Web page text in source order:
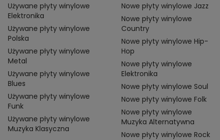
Używane płyty winylowe
Elektronika
Używane płyty winylowe
Polska
Używane płyty winylowe
Metal
Używane płyty winylowe
Blues
Używane płyty winylowe
Funk
Używane płyty winylowe
Muzyka Klasyczna
Nowe płyty winylowe Jazz
Nowe płyty winylowe
Country
Nowe płyty winylowe Hip-
Hop
Nowe płyty winylowe
Elektronika
Nowe płyty winylowe Soul
Nowe płyty winylowe Folk
Nowe płyty winylowe
Muzyka Alternatywna
Nowe płyty winylowe Rock